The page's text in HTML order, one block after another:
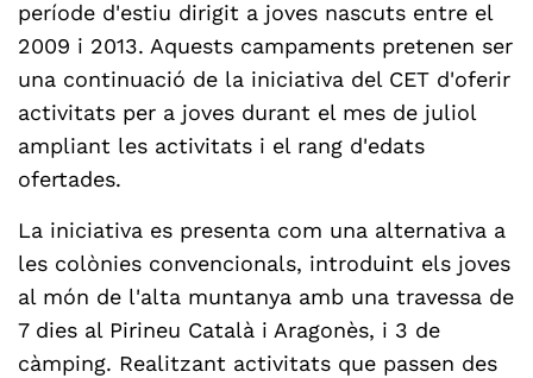
període d'estiu dirigit a joves nascuts entre el
2009 i 2013. Aquests campaments pretenen ser
una continuació de la iniciativa del CET d'oferir
activitats per a joves durant el mes de juliol
ampliant les activitats i el rang d'edats
ofertades.
La iniciativa es presenta com una alternativa a
les colònies convencionals, introduint els joves
al món de l'alta muntanya amb una travessa de
7 dies al Pirineu Català i Aragonès, i 3 de
càmping. Realitzant activitats que passen des